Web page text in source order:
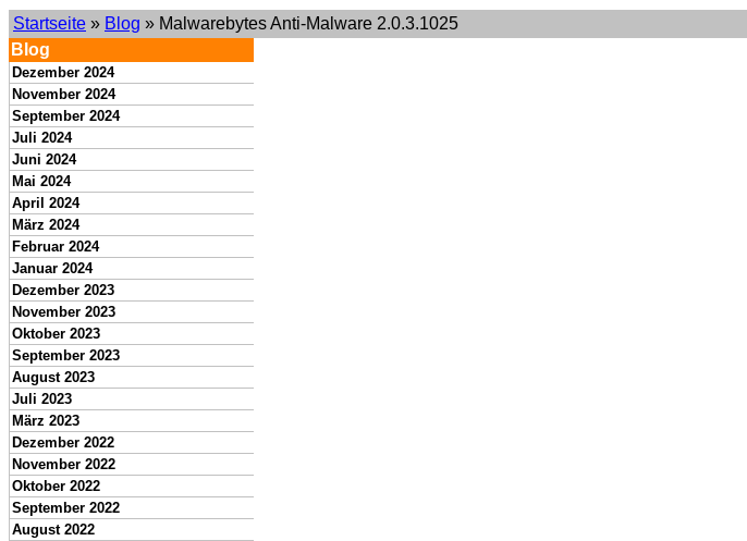
Startseite » Blog » Malwarebytes Anti-Malware 2.0.3.1025
Blog
Dezember 2024
November 2024
September 2024
Juli 2024
Juni 2024
Mai 2024
April 2024
März 2024
Februar 2024
Januar 2024
Dezember 2023
November 2023
Oktober 2023
September 2023
August 2023
Juli 2023
März 2023
Dezember 2022
November 2022
Oktober 2022
September 2022
August 2022